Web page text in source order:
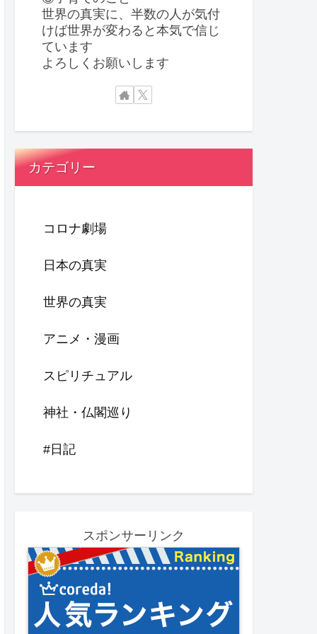
世界の真実に、半数の人が気付
けば世界が変わると本気で信じ
ています
よろしくお願いします
カテゴリー
コロナ劇場
日本の真実
世界の真実
アニメ・漫画
スピリチュアル
神社・仏閣巡り
#日記
スポンサーリンク